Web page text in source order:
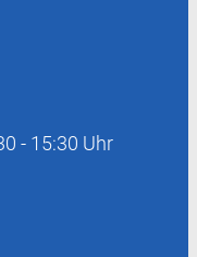
- 15:30 Uhr